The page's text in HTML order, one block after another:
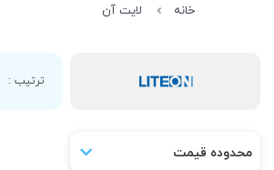
خانه لایت آن
ترتیب :
محدوده قیمت